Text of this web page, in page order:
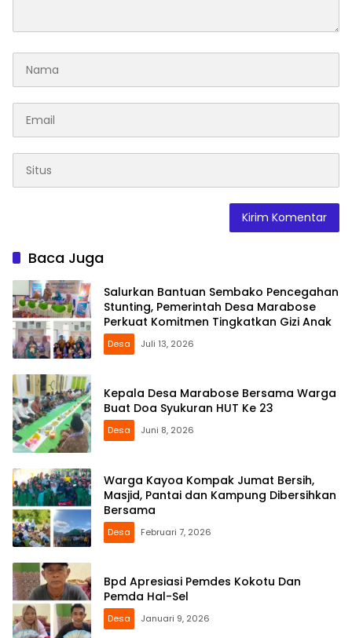
Baca Juga
Salurkan Bantuan Sembako Pencegahan
Stunting, Pemerintah Desa Marabose
Perkuat Komitmen Tingkatkan Gizi Anak
Desa Juli 13, 2026
Kepala Desa Marabose Bersama Warga
Buat Doa Syukuran HUT Ke 23
Desa Juni 8, 2026
Warga Kayoa Kompak Jumat Bersih,
Masjid, Pantai dan Kampung Dibersihkan
Bersama
Desa Februari 7, 2026
Bpd Apresiasi Pemdes Kokotu Dan
Pemda Hal-Sel
Desa Januari 9, 2026